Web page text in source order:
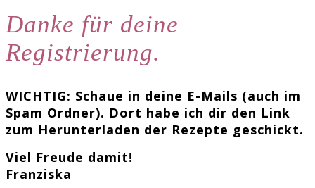
Danke für deine
Registrierung.
WICHTIG: Schaue in deine E-Mails (auch im
Spam Ordner). Dort habe ich dir den Link
zum Herunterladen der Rezepte geschickt.
Viel Freude damit!
Franziska